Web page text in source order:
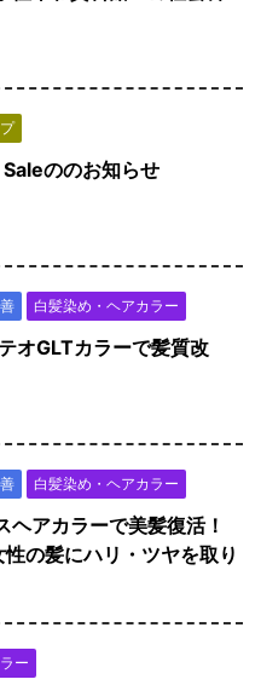
ののお知らせ
白髪染め・ヘアカラー
オGLTカラーで髪質改
白髪染め・ヘアカラー
ヘアカラーで美髪復活！
の髪にハリ・ツヤを取り
ー